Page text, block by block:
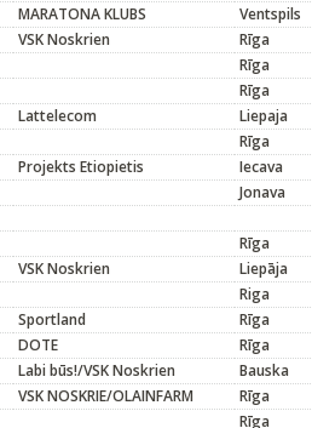
MARATONA KLUBS Ventspils
VSK Noskrien Rīga
Rīga
Rīga
Lattelecom Liepaja
Rīga
Projekts Etiopietis Iecava
Jonava
Rīga
VSK Noskrien Liepāja
Riga
Sportland Rīga
DOTE Rīga
Labi būs!/VSK Noskrien Bauska
VSK NOSKRIE/OLAINFARM Rīga
Rīga